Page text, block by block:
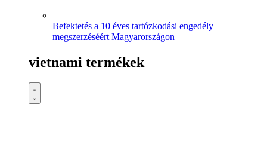
Befektetés a 10 éves tartózkodási engedély
megszerzéséért Magyarországon
vietnami termékek